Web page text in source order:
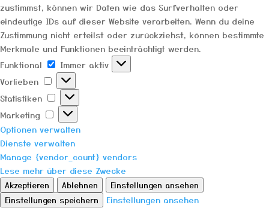
zustimmst, können wir Daten wie das Surfverhalten oder
eindeutige IDs auf dieser Website verarbeiten. Wenn du deine
Zustimmung nicht erteilst oder zurückziehst, können bestimmte
Merkmale und Funktionen beeinträchtigt werden.
Funktional
Funktional
Immer aktiv
Vorlieben
Vorlieben
Statistiken
Statistiken
Marketing
Marketing
Optionen verwalten
Dienste verwalten
Manage {vendor_count} vendors
Lese mehr über diese Zwecke
Akzeptieren Ablehnen
Einstellungen ansehen
Einstellungen speichern
Einstellungen ansehen